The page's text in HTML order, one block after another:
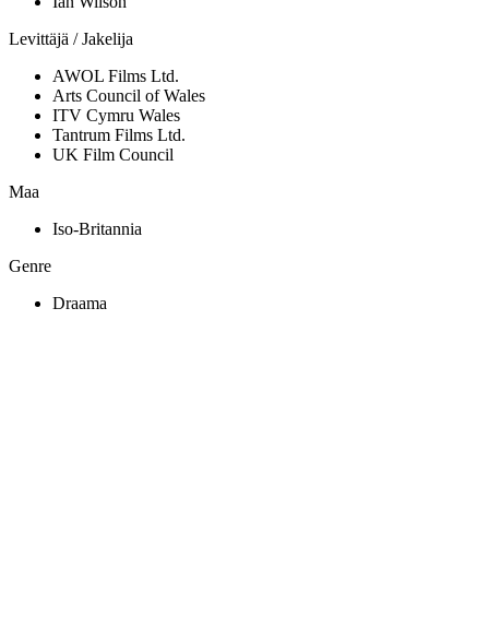
Levittäjä / Jakelija
AWOL Films Ltd.
Arts Council of Wales
ITV Cymru Wales
Tantrum Films Ltd.
UK Film Council
Maa
Iso-Britannia
Genre
Draama